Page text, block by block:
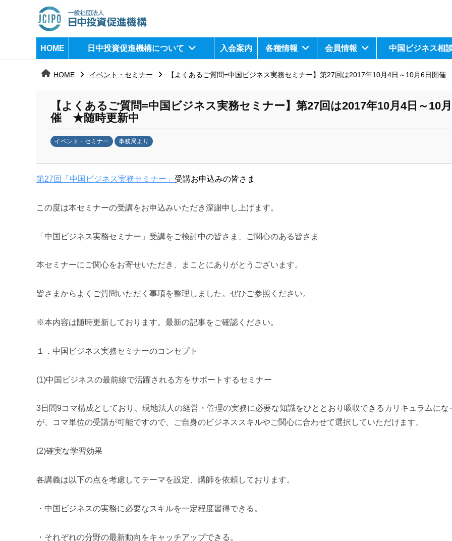
日
中
j
HOME
日中投資促進機構について 入会案内 各種情報 会員情報 中国ビジネス相
HOME イベント・セミナー 【よくあるご質問=中国ビジネス実務セミナー】第27回は2017年10月4日～10月6日開
【よくあるご質問=中国ビジネス実務セミナー】第27回は2017年10月4日～10
催 ★随時更新中
イベント・セミナー 事務局より
k
n
m
第27回「中国ビジネス実務セミナー」 受講お申込みの皆さま
この度は本セミナーの受講をお申込みいただき深謝申し上げます。
「中国ビジネス実務セミナー」受講をご検討中の皆さま、ご関心のある皆さま
本セミナーにご関心をお寄せいただき、まことにありがとうございます。
皆さまからよくご質問いただく事項を整理しました。ぜひご参照ください。
※本内容は随時更新しております。最新の記事をご確認ください。
１．中国ビジネス実務セミナーのコンセプト
(1)中国ビジネスの最前線で活躍される方をサポートするセミナー
3日間9コマ構成としており、現地法人の経営・管理の実務に必要な知識をひととおり吸収できるカリキュラムにな
が、コマ単位の受講が可能ですので、ご自身のビジネススキルやご関心に合わせて選択していただけます。
(2)確実な学習効果
各講義は以下の点を考慮してテーマを設定、講師を依頼しております。
・中国ビジネスの実務に必要なスキルを一定程度習得できる。
・それぞれの分野の最新動向をキャッチアップできる。